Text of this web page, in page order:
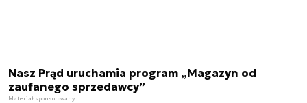
Nasz Prąd uruchamia program „Magazyn od
zaufanego sprzedawcy”
Materiał sponsorowany